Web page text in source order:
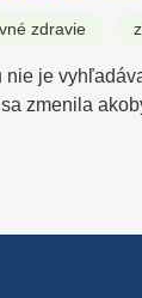
zdravie
nie je
zmenila